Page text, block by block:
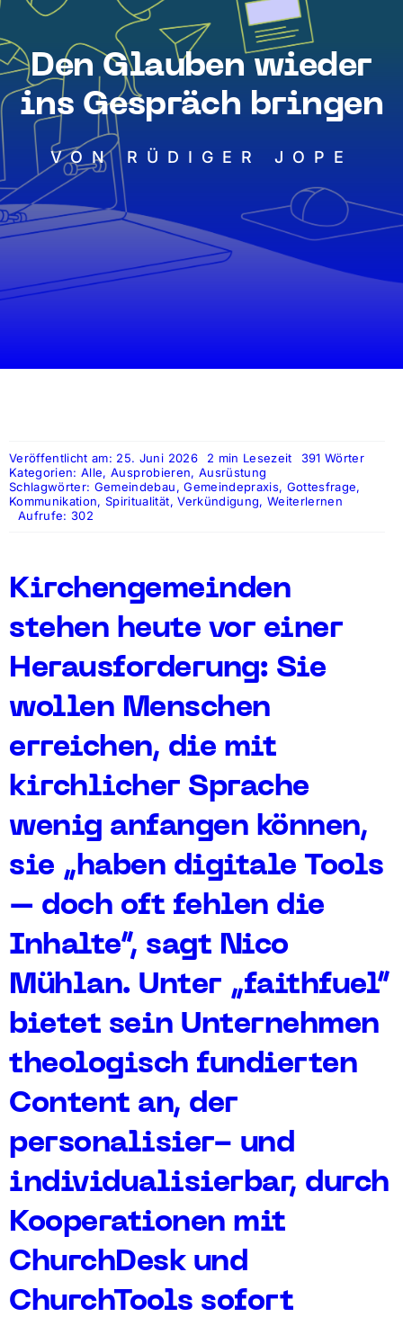
Den Glauben wieder
ins Gespräch bringen
VON RÜDIGER JOPE
Veröffentlicht am: 25. Juni 2026 2 min Lesezeit
391 Wörter
Kategorien:Alle,Ausprobieren, Ausrüstung
Schlagwörter: Gemeindebau,Gemeindepraxis, Gottesfrage,
Kommunikation,Spiritualität,Verkündigung, Weiterlernen
Aufrufe: 302
Kirchengemeinden
stehen heute vor einer
Herausforderung: Sie
wollen Menschen
erreichen, die mit
kirchlicher Sprache
wenig anfangen können,
sie „haben digitale Tools
– doch oft fehlen die
Inhalte“, sagt Nico
Mühlan. Unter „faithfuel“
bietet sein Unternehmen
theologisch fundierten
Content an, der
personalisier- und
individualisierbar, durch
Kooperationen mit
ChurchDesk und
ChurchTools sofort